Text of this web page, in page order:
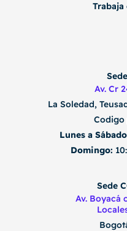
Av. Cr
La Soledad,
Codigo
Lunes a
Domingo:
Sede
Av. Boyacá